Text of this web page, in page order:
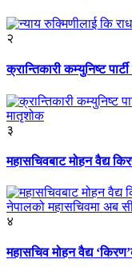
२
क्रान्तिकारी कम्युनिष्ट
३
महासचिवबाट मोहन वैद्य
४
महासचिव मोहन वैद्य